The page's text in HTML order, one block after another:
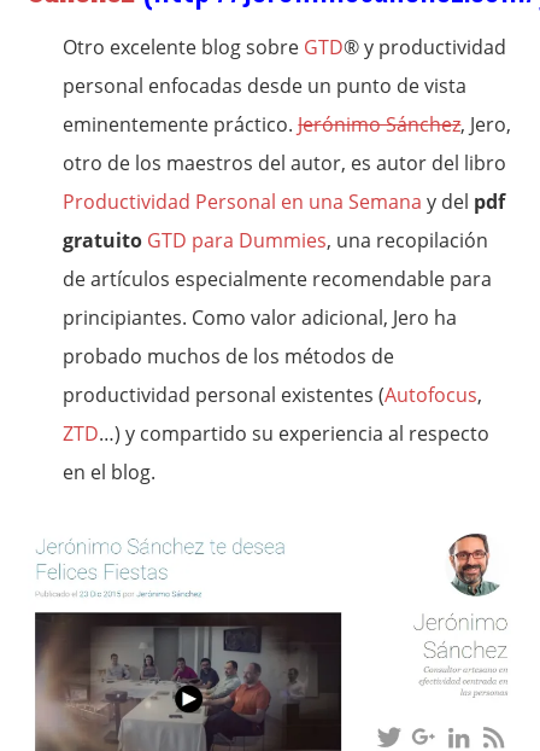
Otro excelente blog sobre GTD® y productividad
personal enfocadas desde un punto de vista
eminentemente práctico.Jerónimo Sánchez, Jero,
otro de los maestros del autor, es autor del libro
Productividad Personal en una Semana y del pdf
gratuito GTD para Dummies, una recopilación
de artículos especialmente recomendable para
principiantes. Como valor adicional, Jero ha
probado muchos de los métodos de
productividad personal existentes (Autofocus,
ZTD…) y compartido su experiencia al respecto
en el blog.